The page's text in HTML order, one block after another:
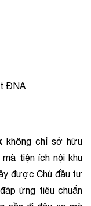
ĐNA
không chỉ sở hữu
tiện ích nội khu
được Chủ đầu tư
ứng tiêu chuẩn